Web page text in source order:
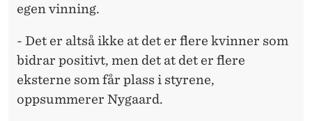
egen vinning.
- Det er altså ikke at det er flere kvinner som
bidrar positivt, men det at det er flere
eksterne som får plass i styrene,
oppsummerer Nygaard.